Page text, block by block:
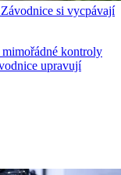
si vycpávají
kontroly
upravují